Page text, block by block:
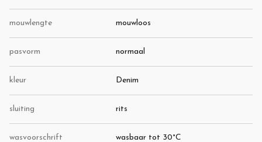
mouwlengte mouwloos
pasvorm normaal
kleur Denim
sluiting rits
wasvoorschrift wasbaar tot 30°C